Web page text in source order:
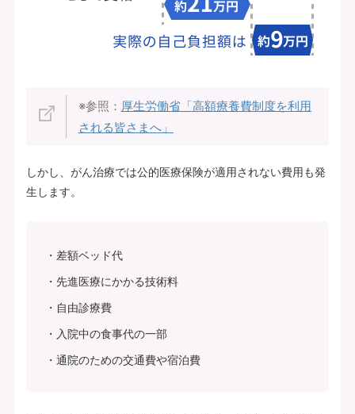
※参照： 厚生労働省「高額療養費制度を利用
される皆さまへ」
しかし、がん治療では公的医療保険が適用されない費用も発
生します。
差額ベッド代
先進医療にかかる技術料
自由診療費
入院中の食事代の一部
通院のための交通費や宿泊費